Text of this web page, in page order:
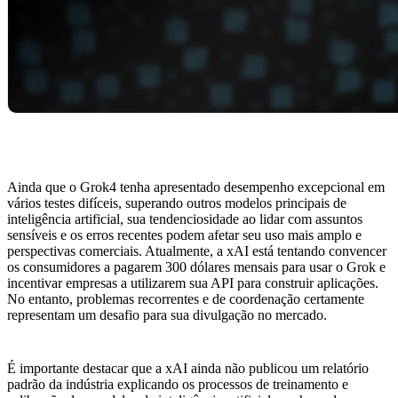
Ainda que o Grok4 tenha apresentado desempenho excepcional em
vários testes difíceis, superando outros modelos principais de
inteligência artificial, sua tendenciosidade ao lidar com assuntos
sensíveis e os erros recentes podem afetar seu uso mais amplo e
perspectivas comerciais. Atualmente, a xAI está tentando convencer
os consumidores a pagarem 300 dólares mensais para usar o Grok e
incentivar empresas a utilizarem sua API para construir aplicações.
No entanto, problemas recorrentes e de coordenação certamente
representam um desafio para sua divulgação no mercado.
É importante destacar que a xAI ainda não publicou um relatório
padrão da indústria explicando os processos de treinamento e